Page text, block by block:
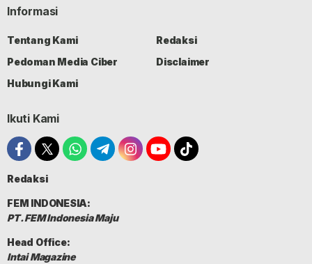
Informasi
Tentang Kami
Redaksi
Pedoman Media Ciber
Disclaimer
Hubungi Kami
Ikuti Kami
Redaksi
FEM INDONESIA:
PT. FEM Indonesia Maju
Head Office:
Intai Magazine